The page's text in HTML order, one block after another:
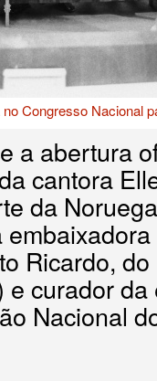
Congresso Nacional
a abertura
cantora
da
Ricardo,
curador
Nacional